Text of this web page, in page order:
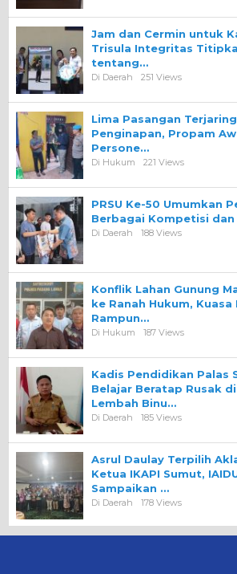
Jam dan Cermin untuk
Trisula Integritas
tentang…
Di Daerah 251 Views
Lima Pasangan
Penginapan, Propam
Persone…
Di Hukum 221 Views
PRSU Ke-50 Umumkan
Berbagai Kompetisi dan
Di Daerah 188 Views
Konflik Lahan Gunung
ke Ranah Hukum, Kuasa
Rampun…
Di Hukum 187 Views
Kadis Pendidikan Palas
Belajar Beratap Rusak di
Lembah Binu…
Di Daerah 185 Views
Asrul Daulay Terpilih
Ketua IKAPI Sumut,
Sampaikan …
Di Daerah 178 Views